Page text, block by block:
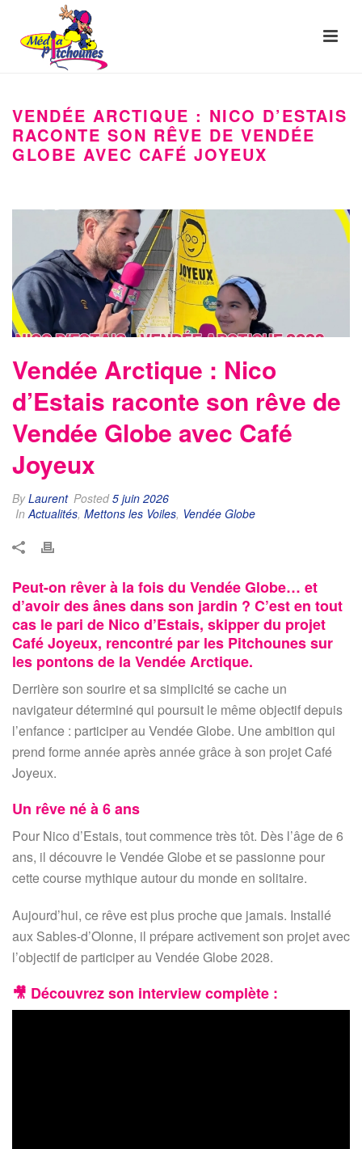
VENDÉE ARCTIQUE : NICO D’ESTAIS
RACONTE SON RÊVE DE VENDÉE
GLOBE AVEC CAFÉ JOYEUX
Vendée Arctique : Nico
d’Estais raconte son rêve de
Vendée Globe avec Café
Joyeux
ByLaurent Posted5 juin 2026
In Actualités, Mettons les Voiles, Vendée Globe
Peut-on rêver à la fois du Vendée Globe… et
d’avoir des ânes dans son jardin ? C’est en tout
cas le pari de Nico d’Estais, skipper du projet
Café Joyeux, rencontré par les Pitchounes sur
les pontons de la Vendée Arctique.
Derrière son sourire et sa simplicité se cache un
navigateur déterminé qui poursuit le même objectif depuis
l’enfance : participer au Vendée Globe. Une ambition qui
prend forme année après année grâce à son projet Café
Joyeux.
Un rêve né à 6 ans
Pour Nico d’Estais, tout commence très tôt. Dès l’âge de 6
ans, il découvre le Vendée Globe et se passionne pour
cette course mythique autour du monde en solitaire.
Aujourd’hui, ce rêve est plus proche que jamais. Installé
aux Sables-d’Olonne, il prépare activement son projet avec
l’objectif de participer au Vendée Globe 2028.
🎥 Découvrez son interview complète :